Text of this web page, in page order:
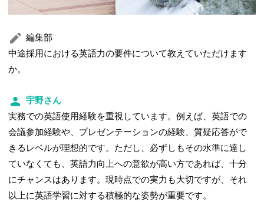
編集部
中途採用における英語力の要件について教えていただけます
か。
宇野さん
実務での英語使用経験を重視しています。例えば、英語での
会議参加経験や、プレゼンテーションの経験、質疑応答がで
きるレベルが理想的です。ただし、必ずしもその水準に達し
ていなくても、英語力向上への意欲が高い方であれば、十分
にチャンスはあります。現時点での実力も大切ですが、それ
以上に英語学習に対する積極的な姿勢が重要です。